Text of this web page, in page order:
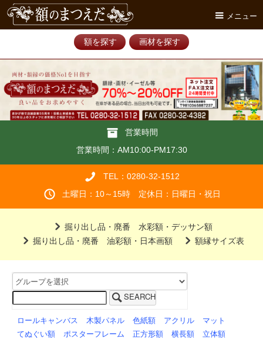
メニュー
額を探す 画材を探す
営業時間
営業時間：AM10:00-PM17:30
TEL：0280-32-1512
土曜日：10～15時 定休日：日曜日・祝日
掘り出し品・廃番 水彩額・デッサン額
掘り出し品・廃番 油彩額・日本画額
額縁サイズ表
SEARCH
ロールキャンバス 木製パネル 色紙額 アクリル
マット
てぬぐい額
ポスターフレーム 正方形額 横長額 立体額